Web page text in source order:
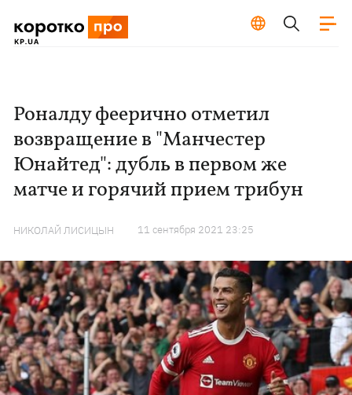
Роналду феерично отметил
возвращение в "Манчестер
Юнайтед": дубль в первом же
матче и горячий прием трибун
НИКОЛАЙ ЛИСИЦЫН 11 сентября 2021 23:25